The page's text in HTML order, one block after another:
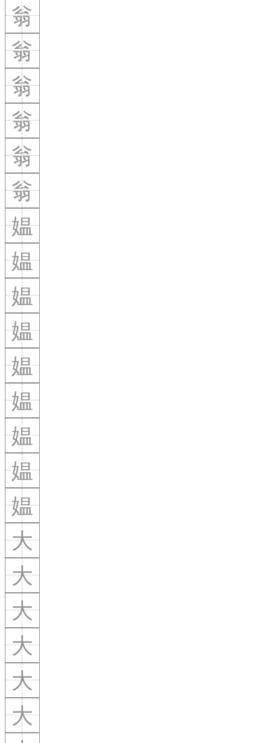
翁
翁
翁
翁
翁
翁
媪
媪
媪
媪
媪
媪
媪
媪
媪
大
大
大
大
大
大